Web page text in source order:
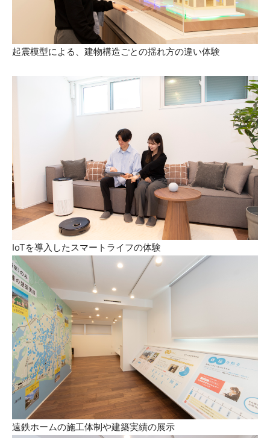
起震模型による、建物構造ごとの揺れ方の違い体験
IoTを導入したスマートライフの体験
遠鉄ホームの施工体制や建築実績の展示